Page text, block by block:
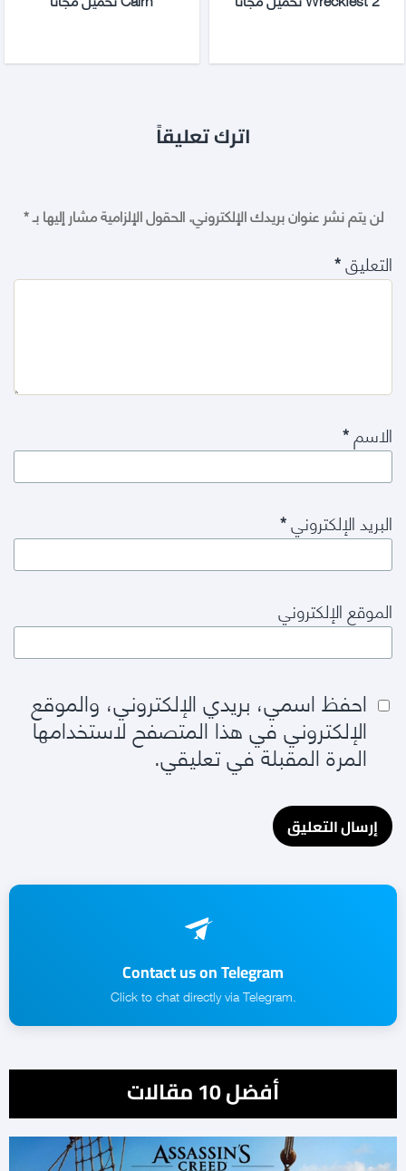
اترك تعليقاً
لن يتم نشر عنوان بريدك الإلكتروني.الحقول الإلزامية مشار إليها بـ*
التعليق*
الاسم*
البريد الإلكتروني*
الموقع الإلكتروني
احفظ اسمي، بريدي الإلكتروني، والموقع
الإلكتروني في هذا المتصفح لاستخدامها
المرة المقبلة في تعليقي.
Contact us on Telegram
.Click to chat directly via Telegram
أفضل 10 مقالات